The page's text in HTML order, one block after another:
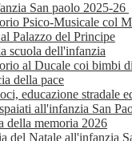
San paolo 2025-26
Psico-Musicale col
Palazzo del Principe
scuola dell'infanzia
al Ducale coi bimbi
della pace
educazione stradale
all'infanzia San
della memoria 2026
del Natale all'infanzia